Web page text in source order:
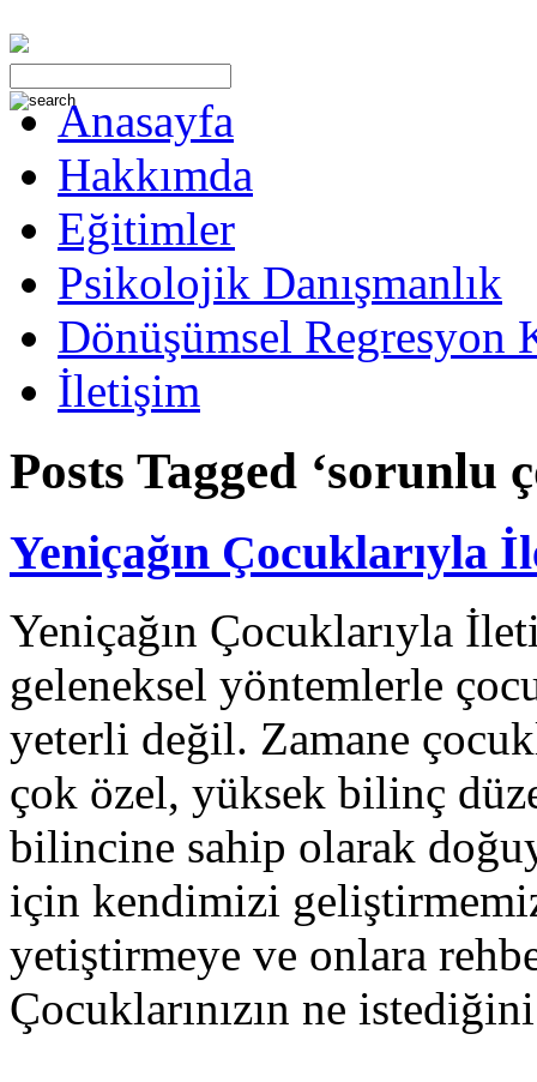
Anasayfa
Hakkımda
Eğitimler
Psikolojik Danışmanlık
Dönüşümsel Regresyon
İletişim
Posts Tagged ‘sorunlu
Yeniçağın Çocuklarıyla
Yeniçağın Çocuklarıyla
geleneksel yöntemlerle
yeterli değil. Zamane
çok özel, yüksek bilinç
bilincine sahip olarak
için kendimizi
yetiştirmeye ve onlara
Çocuklarınızın ne